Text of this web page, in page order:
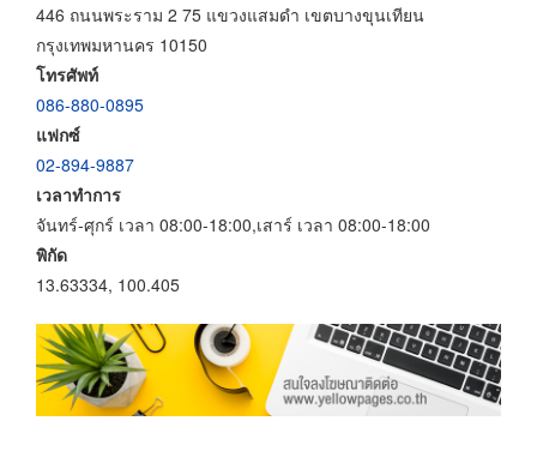
446 ถนนพระราม 2 75 แขวงแสมดำ เขตบางขุนเทียน
กรุงเทพมหานคร 10150
โทรศัพท์
086-880-0895
แฟกซ์
02-894-9887
เวลาทำการ
จันทร์-ศุกร์ เวลา 08:00-18:00,เสาร์ เวลา 08:00-18:00
พิกัด
13.63334, 100.405